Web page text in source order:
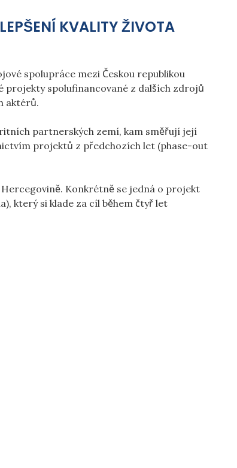
KVALITY ŽIVOTA
spolupráce mezi Českou republikou
projekty spolufinancované z dalších zdrojů
aktérů.
partnerských zemí, kam směřují její
projektů z předchozích let (phase-out
Hercegovině. Konkrétně se jedná o projekt
který si klade za cíl během čtyř let